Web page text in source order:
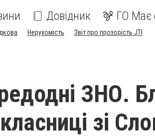
Довідник ГО Має
Нерухомість Звіт про прозорість JTI
ЗНО.
зі